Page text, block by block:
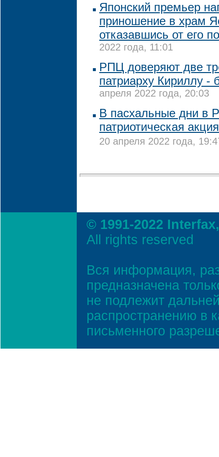
Японский премьер
приношение в храм
отказавшись от его
2022 года, 11:01
РПЦ доверяют две
патриарху Кириллу -
апреля 2022 года, 20:03
В пасхальные дни в
патриотическая
20 апреля 2022 года,
© 1991-2022
All rights reserved
Вся информация,
предназначена
не подлежит
распространению в
письменного